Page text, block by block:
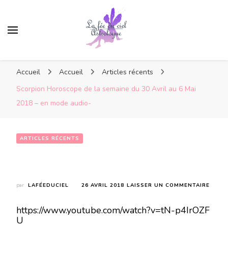
Accueil Accueil
Articles récents
Scorpion Horoscope de la semaine du 30 Avril au 6 Mai
2018 – en mode audio-
ARTICLES RÉCENTS
par LAFÉEDUCIEL 26 AVRIL 2018 LAISSER UN COMMENTAIRE
DE
https://www.youtube.com/watch?v=tN-p4IrOZF
U